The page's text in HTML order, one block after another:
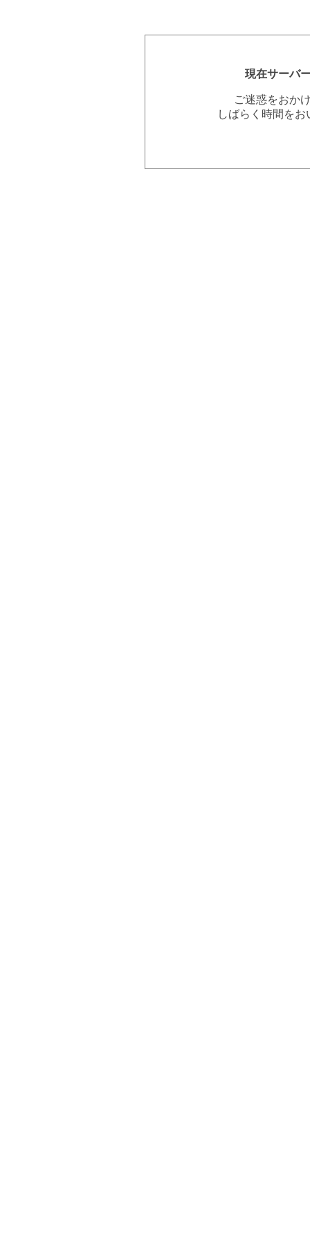
現在サーバ
ご迷惑をおか
しばらく時間を